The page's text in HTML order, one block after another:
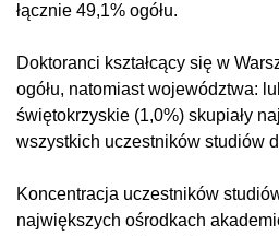
łącznie 49,1% ogółu.
Doktoranci kształcący się w
ogółu, natomiast województwa:
świętokrzyskie (1,0%) skupiały
wszystkich uczestników studiów
Koncentracja uczestników
największych ośrodkach